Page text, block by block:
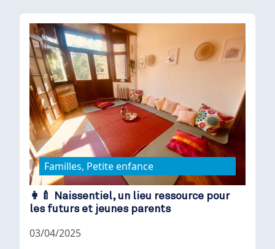
Familles, Petite enfance
👩‍🍼 Naissentiel, un lieu ressource pour
les futurs et jeunes parents
03/04/2025